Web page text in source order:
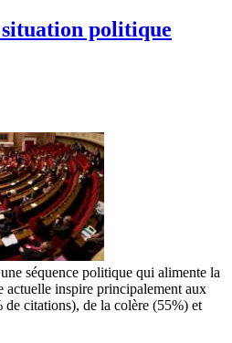
politique
séquence politique qui alimente la
inspire principalement aux
de citations), de la colère (55%) et